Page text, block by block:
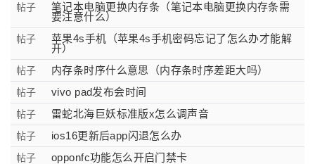
帖子
笔记本电脑更换内存条（笔记本电脑更换内存条需
要注意什么）
帖子
苹果4s手机（苹果4s手机密码忘记了怎么办才能解
开）
帖子 内存条时序什么意思（内存条时序差距大吗）
帖子 vivo pad发布会时间
帖子 雷蛇北海巨妖标准版x怎么调声音
帖子 ios16更新后app闪退怎么办
帖子 opponfc功能怎么开启门禁卡